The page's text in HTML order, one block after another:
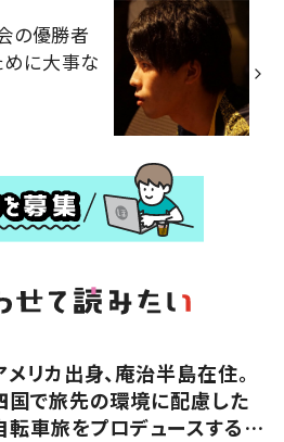
の優勝者
めに大事な
メリカ出身、庵治半島在住。
国で旅先の環境に配慮した
転車旅をプロデュースする